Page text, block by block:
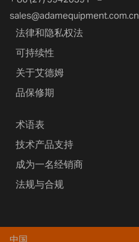
sales@adamequipment.com.cn
法律和隐私权法
可持续性
关于艾德姆
品保修期
术语表
技术产品支持
成为一名经销商
法规与合规
中国